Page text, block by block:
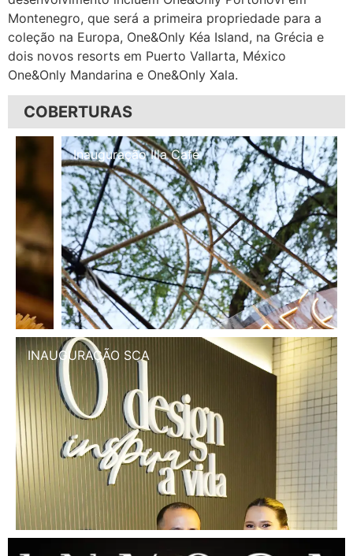
Montenegro, que será a primeira propriedade para a
coleção na Europa, One&Only Kéa Island, na Grécia e
dois novos resorts em Puerto Vallarta, México
One&Only Mandarina e One&Only Xala.
COBERTURAS
Inauguração Illa Café
INAUGURAÇÃO SCA